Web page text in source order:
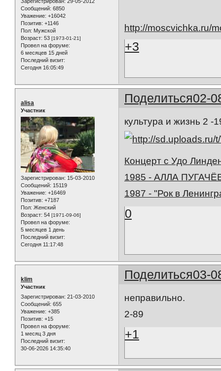
Сообщений: 6850
Уважение: +16042
Позитив: +1146
Пол: Мужской
Возраст: 53 [1973-01-21]
Провел на форуме:
6 месяцев 15 дней
Последний визит:
Сегодня 16:05:49
http://moscvichka.ru/
+3
Поделиться02-
alisa
Участник
Зарегистрирован: 15-03-2010
Сообщений: 15119
Уважение: +16469
Позитив: +7187
Пол: Женский
Возраст: 54 [1971-09-06]
Провел на форуме:
5 месяцев 1 день
Последний визит:
Сегодня 11:17:48
культура и жизнь 2 -
Концерт с Удо
1985 - АЛЛА
1987 - "Рок в
0
Поделиться03-
klim
Участник
Зарегистрирован: 21-03-2010
Сообщений: 655
Уважение: +385
Позитив: +15
Провел на форуме:
1 месяц 3 дня
Последний визит:
30-06-2026 14:35:40
неправильно.
2-89
+1